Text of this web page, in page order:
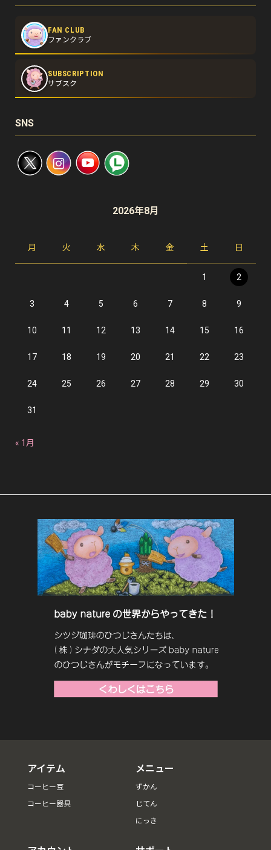
FAN CLUB
ファンクラブ
SUBSCRIPTION
サブスク
SNS
2026年8月
月 火 水 木 金 土 日
1 2
3 4 5 6 7 8 9
10 11 12 13 14 15 16
17 18 19 20 21 22 23
24 25 26 27 28 29 30
31
« 1月
アイテム
コーヒー豆
コーヒー器具
メニュー
ずかん
じてん
にっき